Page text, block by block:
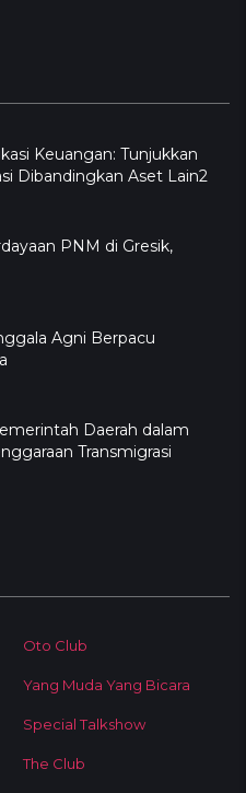
Keuangan: Tunjukkan
Dibandingkan Aset Lain2
PNM di Gresik,
Agni Berpacu
Daerah dalam
Transmigrasi
Oto Club
Yang Muda Yang Bicara
Special Talkshow
The Club